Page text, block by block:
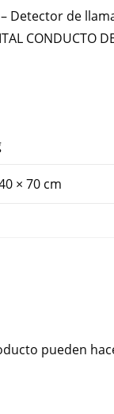
Detector de
CONDUCTO
× 70 cm
pueden